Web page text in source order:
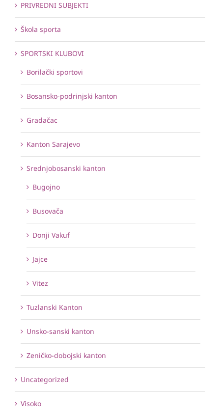
PRIVREDNI SUBJEKTI
Škola sporta
SPORTSKI KLUBOVI
Borilački sportovi
Bosansko-podrinjski kanton
Gradačac
Kanton Sarajevo
Srednjobosanski kanton
Bugojno
Busovača
Donji Vakuf
Jajce
Vitez
Tuzlanski Kanton
Unsko-sanski kanton
Zeničko-dobojski kanton
Uncategorized
Visoko